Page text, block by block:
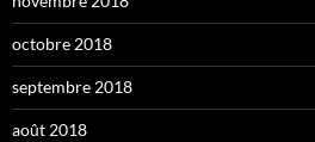
octobre 2018
septembre 2018
août 2018